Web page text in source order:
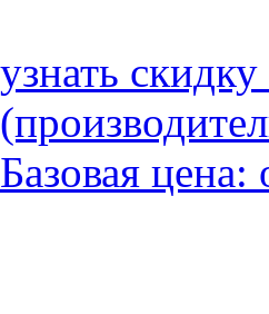
узнать
Базовая цена: